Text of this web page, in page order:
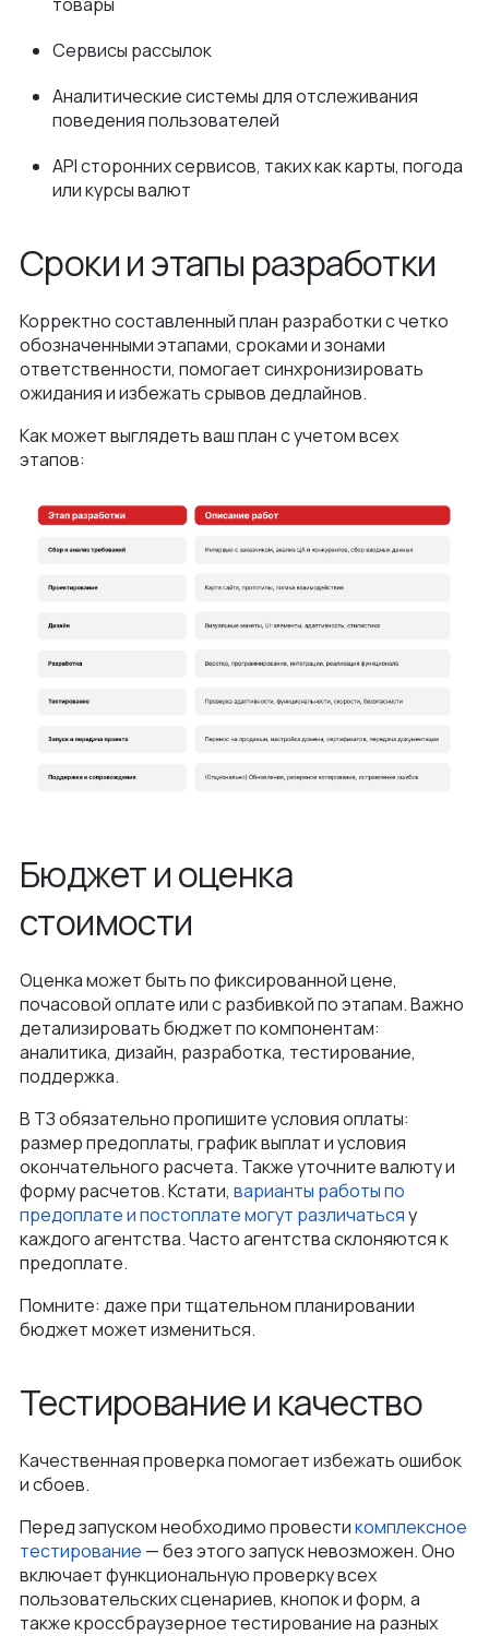
Сервисы рассылок
Аналитические системы для отслеживания
поведения пользователей
API сторонних сервисов, таких как карты, погода
или курсы валют
Сроки и этапы разработки
Корректно составленный план разработки с четко
обозначенными этапами, сроками и зонами
ответственности, помогает синхронизировать
ожидания и избежать срывов дедлайнов.
Как может выглядеть ваш план с учетом всех
этапов:
Бюджет и оценка
стоимости
Оценка может быть по фиксированной цене,
почасовой оплате или с разбивкой по этапам. Важно
детализировать бюджет по компонентам:
аналитика, дизайн, разработка, тестирование,
поддержка.
В ТЗ обязательно пропишите условия оплаты:
размер предоплаты, график выплат и условия
окончательного расчета. Также уточните валюту и
форму расчетов. Кстати, варианты работы по
предоплате и постоплате могут различатьсяу
каждого агентства. Часто агентства склоняются к
предоплате.
Помните: даже при тщательном планировании
бюджет может измениться.
Тестирование и качество
Качественная проверка помогает избежать ошибок
и сбоев.
Перед запуском необходимо провестикомплексное
тестирование — без этого запуск невозможен. Оно
включает функциональную проверку всех
пользовательских сценариев, кнопок и форм, а
также кроссбраузерное тестирование на разных